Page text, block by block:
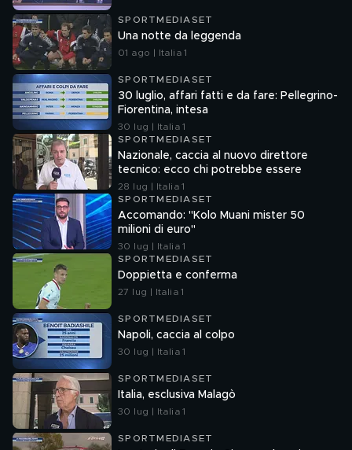
SPORTMEDIASET
Una notte da leggenda
01 ago | Italia 1
SPORTMEDIASET
30 luglio, affari fatti e da fare: Pellegrino-
Fiorentina, intesa
30 lug | Italia 1
SPORTMEDIASET
Nazionale, caccia al nuovo direttore
tecnico: ecco chi potrebbe essere
28 lug | Italia 1
SPORTMEDIASET
Accomando: "Kolo Muani mister 50
milioni di euro"
30 lug | Italia 1
SPORTMEDIASET
Doppietta e conferma
27 lug | Italia 1
SPORTMEDIASET
Napoli, caccia al colpo
30 lug | Italia 1
SPORTMEDIASET
Italia, esclusiva Malagò
30 lug | Italia 1
SPORTMEDIASET